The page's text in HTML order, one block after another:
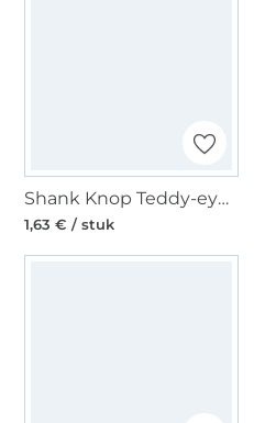
Shank Knop Teddy-eye, 18 mm
1,63 € / stuk